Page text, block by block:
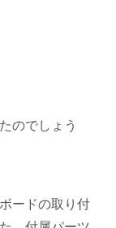
のでしょう
ードの取り付